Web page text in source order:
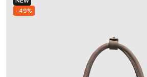
- 49%